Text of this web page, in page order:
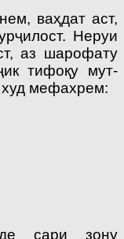
ваҳдат аст,
Неруи
аз шарофату
тифоқу мут­
мефахрем:
сари зону